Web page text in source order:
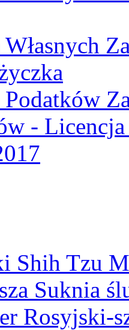
-
Shih Tzu
Suknia
Rosyjski-